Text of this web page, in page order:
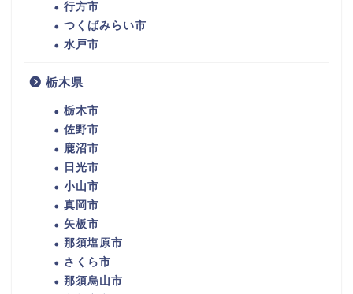
行方市
つくばみらい市
水戸市
栃木県
栃木市
佐野市
鹿沼市
日光市
小山市
真岡市
矢板市
那須塩原市
さくら市
那須烏山市